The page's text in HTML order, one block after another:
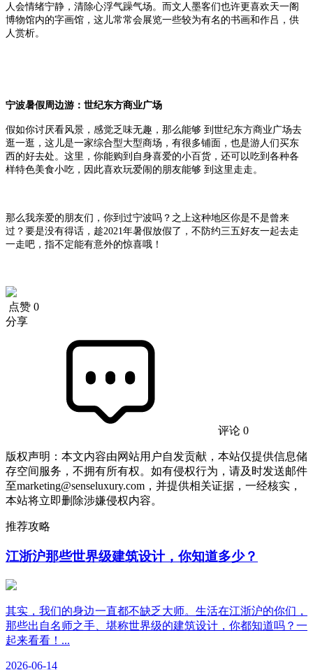
人会情绪宁静，清除心浮气躁气场。而文人墨客们也许更喜欢天一阁
博物馆内的字画馆，这儿常常会展览一些较为有名的书画和作吕，供
人赏析。
宁波暑假周边游：世纪东方商业广场
假如你讨厌看风景，感觉乏味无趣，那么能够 到世纪东方商业广场去
逛一逛，这儿是一家综合型大型商场，有很多铺面，也是游人们买东
西的好去处。这里，你能购到自身喜爱的小百货，还可以吃到各种各
样特色美食小吃，因此喜欢玩爱闹的朋友能够 到这里走走。
那么我亲爱的朋友们，你到过宁波吗？之上这种地区你是不是曾来
过？要是没有得话，趁2021年暑假放假了，不防约三五好友一起去走
一走吧，指不定能有意外的惊喜哦！
点赞 0
分享
评论 0
版权声明：本文内容由网站用户自发贡献，本站仅提供信息储
存空间服务，不拥有所有权。如有侵权行为，请及时发送邮件
至marketing@senseluxury.com，并提供相关证据，一经核实，
本站将立即删除涉嫌侵权内容。
推荐攻略
江浙沪那些世界级建筑设计，你知道多少？
其实，我们的身边一直都不缺乏大师。生活在江浙沪的你们，
那些出自名师之手、堪称世界级的建筑设计，你都知道吗？一
起来看看！...
2026-06-14